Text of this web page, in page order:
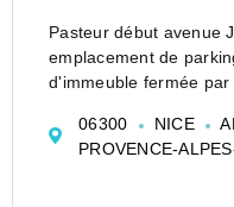
Pasteur début avenue
emplacement de
d'immeuble fermée par un portail.
prévisionnel (dépenses
euros/a...
06300 NICE
PROVENCE-